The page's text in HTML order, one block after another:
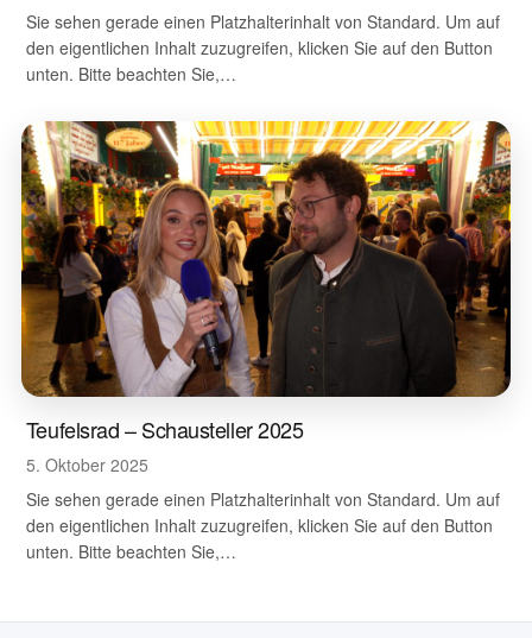
Sie sehen gerade einen Platzhalterinhalt von Standard. Um auf
den eigentlichen Inhalt zuzugreifen, klicken Sie auf den Button
unten. Bitte beachten Sie,…
Teufelsrad – Schausteller 2025
5. Oktober 2025
Sie sehen gerade einen Platzhalterinhalt von Standard. Um auf
den eigentlichen Inhalt zuzugreifen, klicken Sie auf den Button
unten. Bitte beachten Sie,…